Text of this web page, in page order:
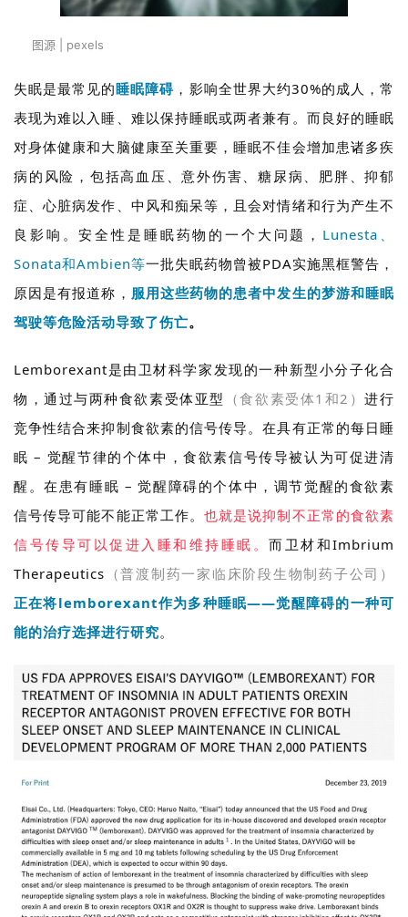
图源 | pexels
失眠是最常见的睡眠障碍 ，影响全世界大约30%的成人，常
表现为难以入睡、难以保持睡眠或两者兼有。而良好的睡眠
对身体健康和大脑健康至关重要，睡眠不佳会增加患诸多疾
病的风险，包括高血压、意外伤害、糖尿病、肥胖、抑郁
症、心脏病发作、中风和痴呆等，且会对情绪和行为产生不
良影响。安全性是睡眠药物的一个大问题， Lunesta、
Sonata和Ambien等一批失眠药物曾被PDA实施黑框警告，
原因是有报道称， 服用这些药物的患者中发生的梦游和睡眠
驾驶等危险活动导致了伤亡。
Lemborexant是由卫材科学家发现的一种新型小分子化合
物，通过与两种食欲素受体亚型 （食欲素受体1和2）进行
竞争性结合来抑制食欲素的信号传导。在具有正常的每日睡
眠 – 觉醒节律的个体中，食欲素信号传导被认为可促进清
醒。在患有睡眠 – 觉醒障碍的个体中，调节觉醒的食欲素
信号传导可能不能正常工作。也就是说抑制不正常的食欲素
信号传导可以促进入睡和维持睡眠。 而卫材和Imbrium
Therapeutics （普渡制药一家临床阶段生物制药子公司）
正在将lemborexant作为多种睡眠——觉醒障碍的一种可
能的治疗选择进行研究。